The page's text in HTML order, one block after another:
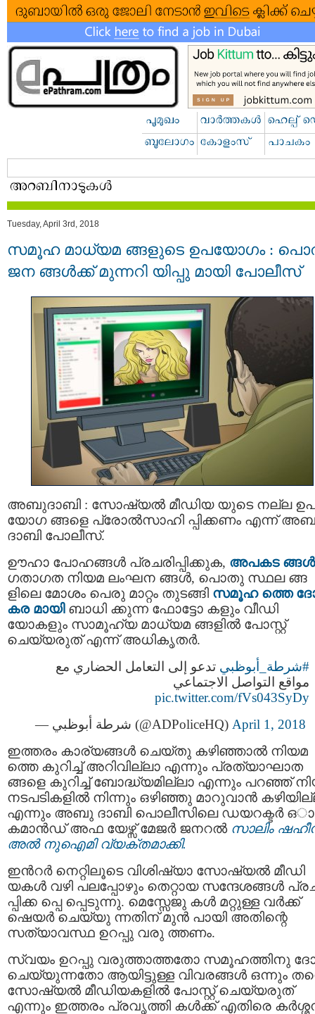
Tuesday, April 3rd, 2018
സമൂഹ മാധ്യമ ങ്ങളുടെ ഉപയോഗം :
ജന ങ്ങൾക്ക് മുന്നറി യിപ്പു മായി പോലീസ്
അബുദാബി : സോഷ്യല്‍ മീഡിയ യുടെ നല്ല
യോഗ ങ്ങളെ പ്രോല്‍സാഹി പ്പിക്കണം എന്ന്
ദാബി പോലീസ്.
ഊഹാ പോഹങ്ങള്‍ പ്രചരിപ്പിക്കുക, അപകട ങ്ങള്‍
ഗതാഗത നിയമ ലംഘന ങ്ങൾ, പൊതു സ്ഥല ങ്ങ
ളിലെ മോശം പെരു മാറ്റം തുടങ്ങി സമൂഹ ത്തെ
കര മായിബാധി ക്കുന്ന ഫോട്ടോ കളും വീഡി
യോകളും സാമൂഹ്യ മാധ്യമ ങ്ങളില്‍ പോസ്റ്റ്
ചെയ്യരുത് എന്ന് അധികൃതര്‍.
#شرطة_أبوظبي تدعو إلى التعامل الحضاري مع
مواقع التواصل الاجتماعي
pic.twitter.com/fVs043SyDy
— شرطة أبوظبي (@ADPoliceHQ) April 1, 2018
ഇത്തരം കാര്യങ്ങള്‍ ചെയ്തു കഴിഞ്ഞാല്‍ നിയമ
ത്തെ കുറിച്ച് അറിവില്ലാ എന്നും പ്രത്യാഘാത
ങ്ങളെ കുറിച്ച് ബോദ്ധ്യമില്ലാ എന്നും പറഞ്ഞ്
നടപടികളിൽ നിന്നും ഒഴിഞ്ഞു മാറുവാൻ
എന്നും അബു ദാബി പൊലീസിലെ ഡയറക്ടർ
കമാൻഡ് അഫ യേഴ്സ് മേജർ ജനറൽ സാലിം
അൽ നുഐമി വ്യക്തമാക്കി.
ഇൻറർ നെറ്റിലൂടെ വിശിഷ്യാ സോഷ്യല്‍ മീഡി
യകള്‍ വഴി പലപ്പോഴും തെറ്റായ സന്ദേശങ്ങൾ
പ്പിക്ക പ്പെ പ്പെടുന്നു. മെസ്സേജു കൾ മറ്റുള്ള വര്‍ക്ക്
ഷെയര്‍ ചെയ്യു ന്നതിന് മുന്‍ പായി അതിന്റെ
സത്യാവസ്ഥ ഉറപ്പു വരു ത്തണം.
സ്വയം ഉറപ്പു വരുത്താത്തതോ സമൂഹത്തിനു
ചെയ്യുന്നതോ ആയിട്ടുള്ള വിവരങ്ങള്‍ ഒന്നും
സോഷ്യല്‍ മീഡിയകളില്‍ പോസ്റ്റ് ചെയ്യരുത്
എന്നും ഇത്തരം പ്രവൃത്തി കൾക്ക് എതിരെ